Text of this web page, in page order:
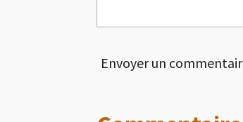
Envoyer un